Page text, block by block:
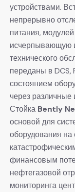
устройствами.
непрерывно
питания,
исчерпывающую
технического
переданы в DCS,
состоянием
через
Стойка Bently
основой для
оборудования на
финансовым
нефтегазовой
мониторинга